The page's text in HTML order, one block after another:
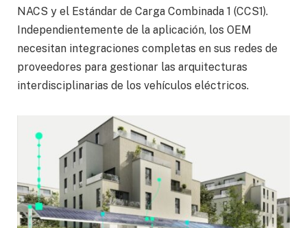
NACS y el Estándar de Carga Combinada 1 (CCS1).
Independientemente de la aplicación, los OEM
necesitan integraciones completas en sus redes de
proveedores para gestionar las arquitecturas
interdisciplinarias de los vehículos eléctricos.